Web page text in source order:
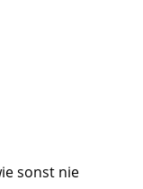
sonst nie